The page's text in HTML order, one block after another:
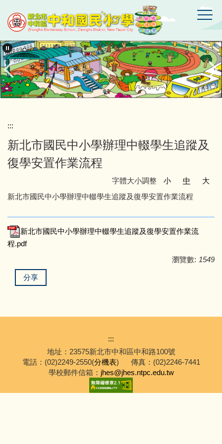
到
主
要
內
容
區
新
北
市
中
和
區
國
小
:::
新北市國民中小學辦理中輟學生追蹤及
復學安置作業流程
字體大小調整 小 中
大
新北市國民中小學辦理中輟學生追蹤及復學安置作業流程
新北市國民中小學辦理中輟學生追蹤及復學安置作業流
程.pdf
瀏覽數: 1549
分享
:::
地址：23575新北市中和區中和路100號
電話：(02)2249-2550(分機表)
傳真：(02)2246-7441
學校郵件信箱： jhes@jhes.ntpc.edu.tw